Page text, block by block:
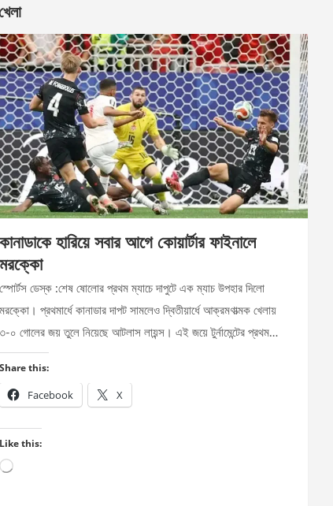
কানাডাকে হারিয়ে সবার আগে কোয়ার্টার ফাইনালে
মরক্কো
স্পোর্টস ডেস্ক :শেষ ষোলোর প্রথম ম্যাচে দাপুটে এক ম্যাচ উপহার দিলো
মরক্কো। প্রথমার্ধে কানাডার দাপট সামলেও দ্বিতীয়ার্ধে আক্রমণাত্মক খেলায়
৩-০ গোলের জয় তুলে নিয়েছে আটলাস লায়ন্স। এই জয়ে টুর্নামেন্টের প্রথম…
Share this:
Facebook X
Like this:
Loading…